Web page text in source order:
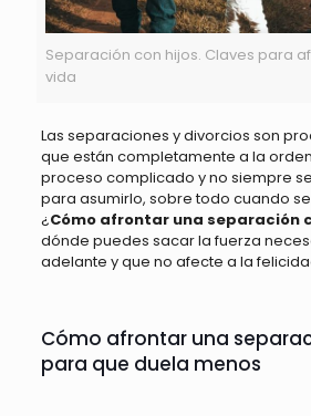
Separación con hijos. Claves para
vida
Las separaciones y divorcios son
que están completamente a la
proceso complicado y no siempre
para asumirlo, sobre todo cuando
¿Cómo afrontar una separación
dónde puedes sacar la fuerza
adelante y que no afecte a la
Cómo afrontar una
para que duela menos